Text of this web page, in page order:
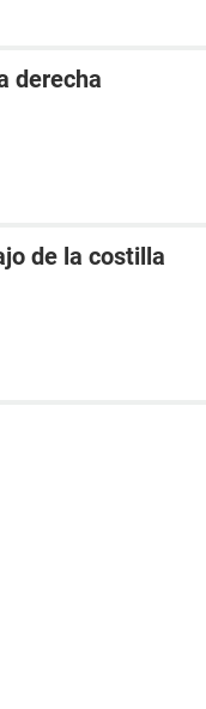
derecha
de la costilla